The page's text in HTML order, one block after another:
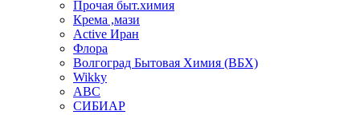
Прочая быт.химия
Крема ,мази
Аctive Иран
Флора
Волгоград Бытовая Химия (ВБХ)
Wikky
АВС
СИБИАР